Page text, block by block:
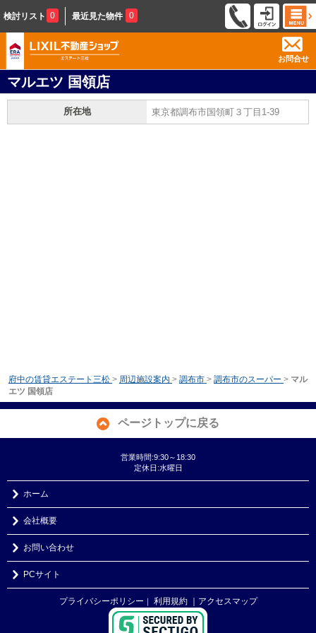
検討リスト 0 最近見た物件 0
お問合せ
マルエツ 国領店
所在地 東京都調布市国領町３丁目1-39
府中の賃貸エステート三松 > 周辺施設案内 > 調布市 > 調布市のスーパー > マル
エツ 国領店
ページトップに戻る
営業時間:9:30～18:30
定休日:水曜日
ホーム
会社概要
お問い合わせ
PCサイト
プライバシーポリシー ｜ 利用規約 ｜アクセスマップ